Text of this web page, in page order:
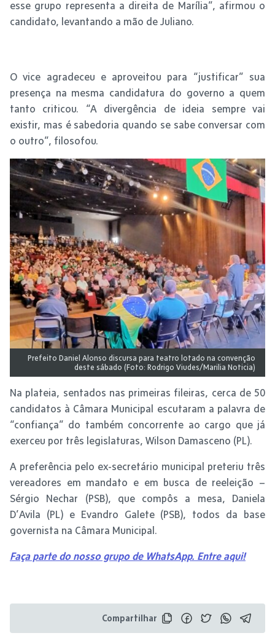
esse grupo representa a direita de Marília”, afirmou o
candidato, levantando a mão de Juliano.
O vice agradeceu e aproveitou para “justificar” sua
presença na mesma candidatura do governo a quem
tanto criticou. “A divergência de ideia sempre vai
existir, mas é sabedoria quando se sabe conversar com
o outro”, filosofou.
Prefeito Daniel Alonso discursa para teatro lotado na convenção
deste sábado (Foto: Rodrigo Viudes/Marilia Noticia)
Na plateia, sentados nas primeiras fileiras, cerca de 50
candidatos à Câmara Municipal escutaram a palavra de
“confiança” do também concorrente ao cargo que já
exerceu por três legislaturas, Wilson Damasceno (PL).
A preferência pelo ex-secretário municipal preteriu três
vereadores em mandato e em busca de reeleição –
Sérgio Nechar (PSB), que compôs a mesa, Daniela
D’Avila (PL) e Evandro Galete (PSB), todos da base
governista na Câmara Municipal.
Faça parte do nosso grupo de WhatsApp. Entre aqui!
Compartilhar